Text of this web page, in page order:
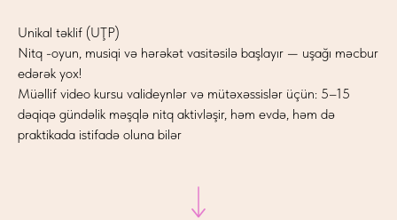
Unikal təklif (UŢP)
Nitq -oyun, musiqi və hərəkət vasitəsilə başlayır — uşağı məcbur
edərək yox!
Müəllif video kursu valideynlər və mütəxəssislər üçün: 5–15
dəqiqə gündəlik məşqlə nitq aktivləşir, həm evdə, həm də
praktikada istifadə oluna bilər